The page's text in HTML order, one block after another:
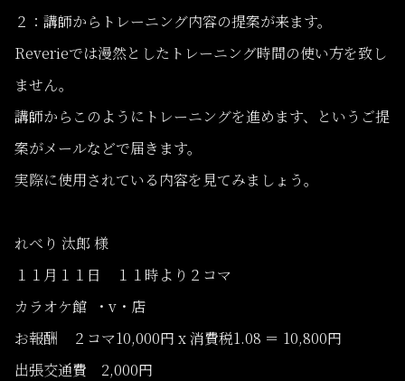
２：講師からトレーニング内容の提案が来ます。
Reverieでは漫然としたトレーニング時間の使い方を致し
ません。
講師からこのようにトレーニングを進めます、というご提
案がメールなどで届きます。
実際に使用されている内容を見てみましょう。
れべり 汰郎 様
１１月１１日 １１時より２コマ
カラオケ館 ・v・店
お報酬 ２コマ10,000円 x 消費税1.08 ＝ 10,800円
出張交通費 2,000円